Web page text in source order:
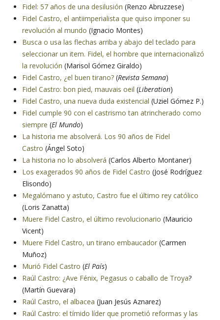
Fidel: 57 años de una desilusión (Renzo Abruzzese)
Fidel Castro, el antiimperialista que quiso imponer su
revolución al mundo (Ignacio Montes)
Busca o usa las flechas arriba y abajo del teclado para
seleccionar un item. Fidel, el hombre que internacionalizó
la revolución (Marisol Gómez Giraldo)
Fidel Castro, ¿el buen tirano? (Revista Semana)
Fidel Castro: bon pied, mauvais oeil (Liberation)
Fidel Castro, una nueva duda existencial (Uziel Gómez P.)
Fidel cumple 90 con el castrismo tan atrincherado como
siempre (El Mundo)
La historia me absolverá. Los 90 años de Fidel
Castro (Ángel Soto)
La historia no lo absolverá (Carlos Alberto Montaner)
Los exagerados 90 años de Fidel Castro (José Rodríguez
Elisondo)
Megalómano y astuto, Castro fue el último rey católico
(Loris Zanatta)
Muere Fidel Castro, el último revolucionario (Mauricio
Vicent)
Muere Fidel Castro, un tirano embaucador (Carmen
Muñoz)
Murió Fidel Castro (El País)
Raúl Castro: ¿Ave Fénix, Pegasus o caballo de Troya?
(Martín Guevara)
Raúl Castro, el albacea (Juan Jesús Aznarez)
Raúl Castro: el tímido líder que prometió reformas y las